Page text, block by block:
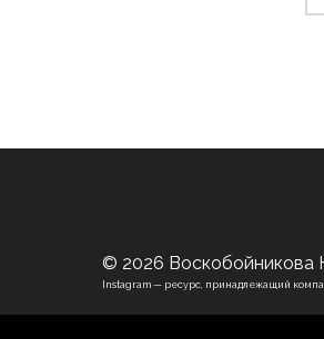
Instagram — ресурс, принадлежащий
© 2026 Воскобойникова